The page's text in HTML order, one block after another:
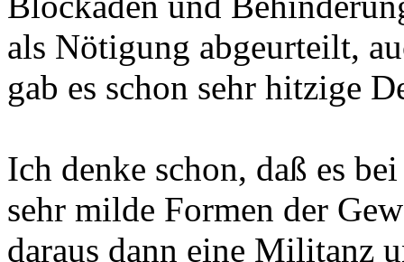
als Nötigung abgeurteilt,
gab es schon sehr hitzige
Ich denke schon, daß es
sehr milde Formen der
daraus dann eine Militanz